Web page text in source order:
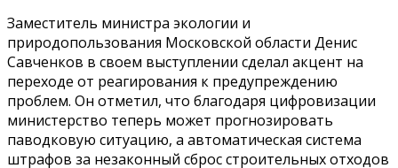
Заместитель министра экологии и
природопользования Московской области Денис
Савченков в своем выступлении сделал акцент на
переходе от реагирования к предупреждению
проблем. Он отметил, что благодаря цифровизации
министерство теперь может прогнозировать
паводковую ситуацию, а автоматическая система
штрафов за незаконный сброс строительных отходов